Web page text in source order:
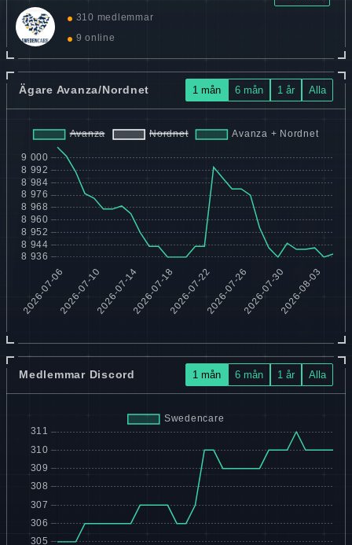
310 medlemmar
9 online
Ägare Avanza/Nordnet 1 mån 6 mån 1 år Alla
Medlemmar Discord 1 mån 6 mån 1 år Alla